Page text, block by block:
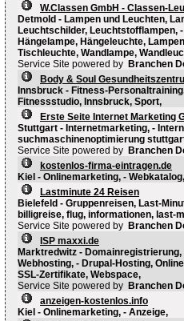
W.Classen GmbH - Classen-
Detmold - Lampen und Leuchten,
Leuchtschilder, Leuchtstofflampen,
Hängelampe, Hängeleuchte,
Tischleuchte, Wandlampe,
Service Site powered by Branchen
Body & Soul
Innsbruck - Fitness-
Fitnessstudio, Innsbruck, Sport,
Erste Seite Internet Marketing
Stuttgart - Internetmarketing, -
suchmaschinenoptimierung
Service Site powered by Branchen
kostenlos-firma-eintragen.de
Kiel - Onlinemarketing, - Webkatalog,
Lastminute 24 Reisen
Bielefeld - Gruppenreisen, Last-
billigreise, flug, informationen, last-
Service Site powered by Branchen
ISP maxxi.de
Marktredwitz -
Webhosting, - Drupal-Hosting,
SSL-Zertifikate, Webspace,
Service Site powered by Branchen
anzeigen-kostenlos.info
Kiel - Onlinemarketing, - Anzeige,